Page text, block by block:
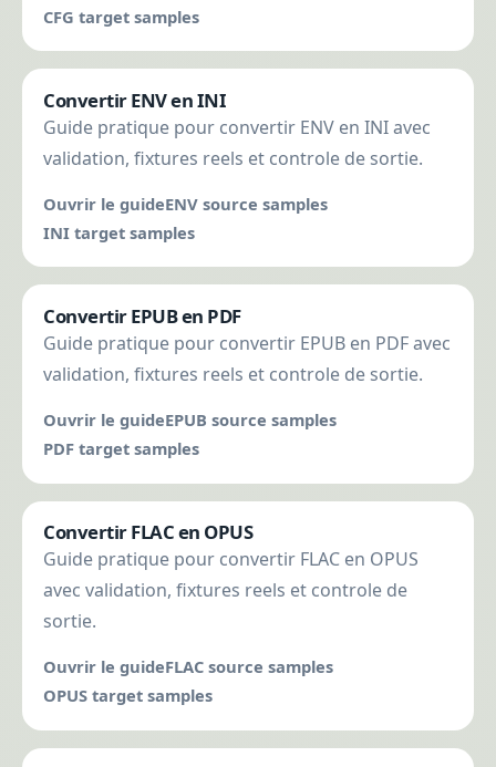
CFG target samples
Convertir ENV en INI
Guide pratique pour convertir ENV en INI avec
validation, fixtures reels et controle de sortie.
Ouvrir le guideENV source samples
INI target samples
Convertir EPUB en PDF
Guide pratique pour convertir EPUB en PDF avec
validation, fixtures reels et controle de sortie.
Ouvrir le guideEPUB source samples
PDF target samples
Convertir FLAC en OPUS
Guide pratique pour convertir FLAC en OPUS
avec validation, fixtures reels et controle de
sortie.
Ouvrir le guideFLAC source samples
OPUS target samples